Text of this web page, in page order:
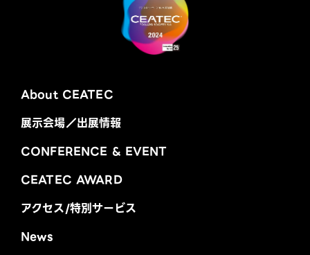
About CEATEC
展示会場／出展情報
CONFERENCE & EVENT
CEATEC AWARD
アクセス/特別サービス
News